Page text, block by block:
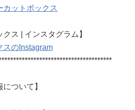
カットボックス
クス | インスタグラム】
スのInstagram
ついて】